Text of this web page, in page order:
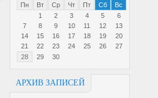
Пн Вт Ср Чт Пт Сб
Вс
1
2 3 4 5
6
7
8 9 10 11 12
13
14
15 16 17 18 19
20
21
22 23 24 25 26
27
28
29 30
АРХИВ ЗАПИСЕЙ